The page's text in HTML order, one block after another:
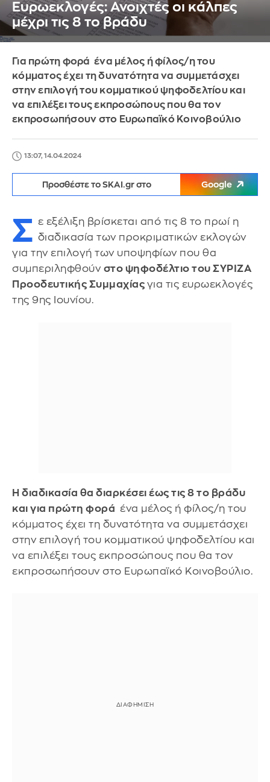
Ευρωεκλογές: Ανοιχτές οι κάλπες
μέχρι τις 8 το βράδυ
Για πρώτη φορά ένα μέλος ή φίλος/η του
κόμματος έχει τη δυνατότητα να συμμετάσχει
στην επιλογή του κομματικού ψηφοδελτίου και
να επιλέξει τους εκπροσώπους που θα τον
εκπροσωπήσουν στο Ευρωπαϊκό Κοινοβούλιο
13:07, 14.04.2024
Προσθέστε το SKAI.gr στο Google
Σ ε εξέλιξη βρίσκεται από τις 8 το πρωί η
διαδικασία των προκριματικών εκλογών
για την επιλογή των υποψηφίων που θα
συμπεριληφθούν στο ψηφοδέλτιο του ΣΥΡΙΖΑ
Προοδευτικής Συμμαχίας για τις ευρωεκλογές
της 9ης Ιουνίου.
Η διαδικασία θα διαρκέσει έως τις 8 το βράδυ
και για πρώτη φορά ένα μέλος ή φίλος/η του
κόμματος έχει τη δυνατότητα να συμμετάσχει
στην επιλογή του κομματικού ψηφοδελτίου και
να επιλέξει τους εκπροσώπους που θα τον
εκπροσωπήσουν στο Ευρωπαϊκό Κοινοβούλιο.